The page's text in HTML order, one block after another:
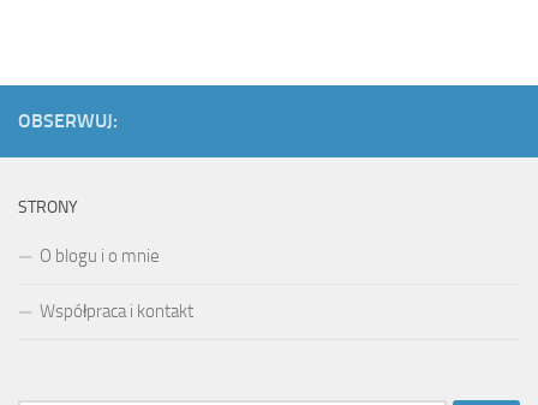
OBSERWUJ:
STRONY
O blogu i o mnie
Współpraca i kontakt